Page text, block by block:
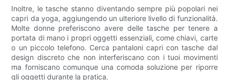
Inoltre, le tasche stanno diventando sempre più popolari nei
capri da yoga, aggiungendo un ulteriore livello di funzionalità.
Molte donne preferiscono avere delle tasche per tenere a
portata di mano i propri oggetti essenziali, come chiavi, carte
o un piccolo telefono. Cerca pantaloni capri con tasche dal
design discreto che non interferiscano con i tuoi movimenti
ma forniscano comunque una comoda soluzione per riporre
gli oggetti durante la pratica.